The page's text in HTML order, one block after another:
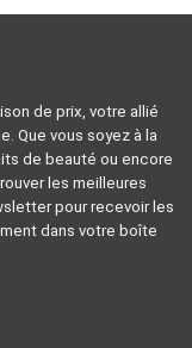
de prix, votre allié
Que vous soyez à la
de beauté ou encore
les meilleures
pour recevoir les
dans votre boîte